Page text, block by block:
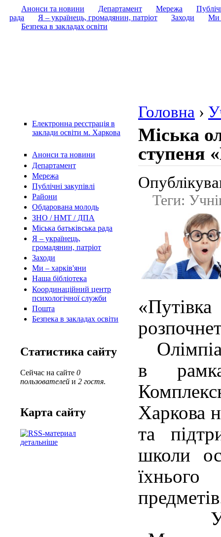
Анонси та новини Департамент Мережа
рада
Я – українець, громадянин, патріот Заходи
Ми
Безпека в закладах освіти
Електронна реєстрація в
заклади освіти м. Харкова
Анонси та новини
Департамент
Мережа
Публічні закупівлі
Райони
Обдарована молодь
ЗНО / НМТ / ДПА
Міська батьківська рада
Я – українець,
громадянин, патріот
Заходи
Ми – харків'яни
Наша бібліотека
Координаційний центр
психологічної служби
Пошта
Безпека в закладах освіти
Статистика сайту
Сейчас на сайте 0
пользователей и 2 гостя.
Карта сайту
детальніше
Головна ›
Міська
ступеня
Теги:
в
Харкова
та
школи
У